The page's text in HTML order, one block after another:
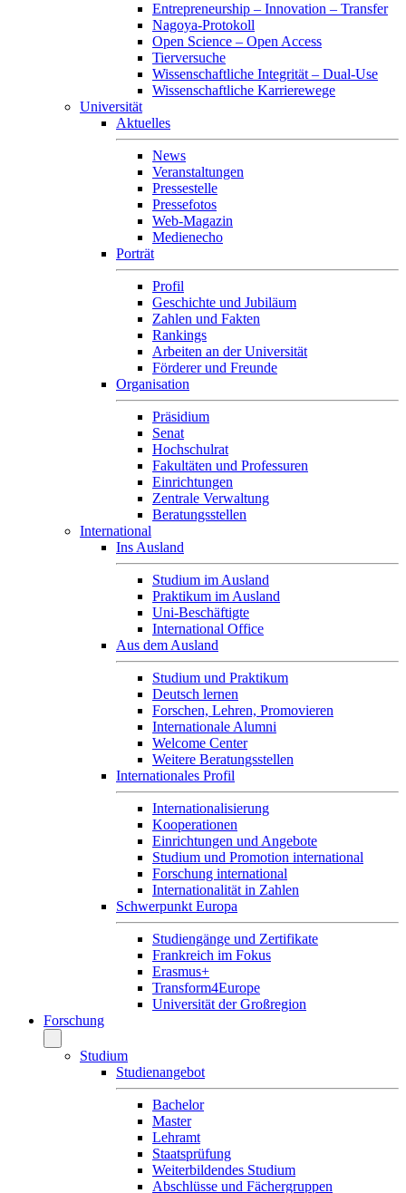
Entrepreneurship – Innovation – Transfer
Nagoya-Protokoll
Open Science – Open Access
Tierversuche
Wissenschaftliche Integrität – Dual-Use
Wissenschaftliche Karrierewege
Universität
Aktuelles
News
Veranstaltungen
Pressestelle
Pressefotos
Web-Magazin
Medienecho
Porträt
Profil
Geschichte und Jubiläum
Zahlen und Fakten
Rankings
Arbeiten an der Universität
Förderer und Freunde
Organisation
Präsidium
Senat
Hochschulrat
Fakultäten und Professuren
Einrichtungen
Zentrale Verwaltung
Beratungsstellen
International
Ins Ausland
Studium im Ausland
Praktikum im Ausland
Uni-Beschäftigte
International Office
Aus dem Ausland
Studium und Praktikum
Deutsch lernen
Forschen, Lehren, Promovieren
Internationale Alumni
Welcome Center
Weitere Beratungsstellen
Internationales Profil
Internationalisierung
Kooperationen
Einrichtungen und Angebote
Studium und Promotion international
Forschung international
Internationalität in Zahlen
Schwerpunkt Europa
Studiengänge und Zertifikate
Frankreich im Fokus
Erasmus+
Transform4Europe
Universität der Großregion
Forschung
Studium
Studienangebot
Bachelor
Master
Lehramt
Staatsprüfung
Weiterbildendes Studium
Abschlüsse und Fächergruppen